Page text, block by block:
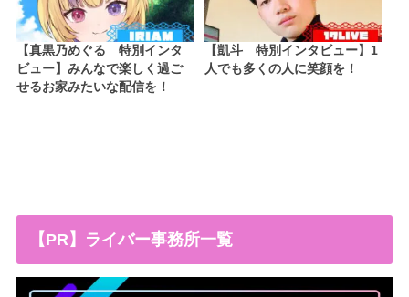
【真黒乃めぐる 特別インタ
ビュー】みんなで楽しく過ご
せるお家みたいな配信を！
【凱斗 特別インタビュー】1
人でも多くの人に笑顔を！
【PR】ライバー事務所一覧